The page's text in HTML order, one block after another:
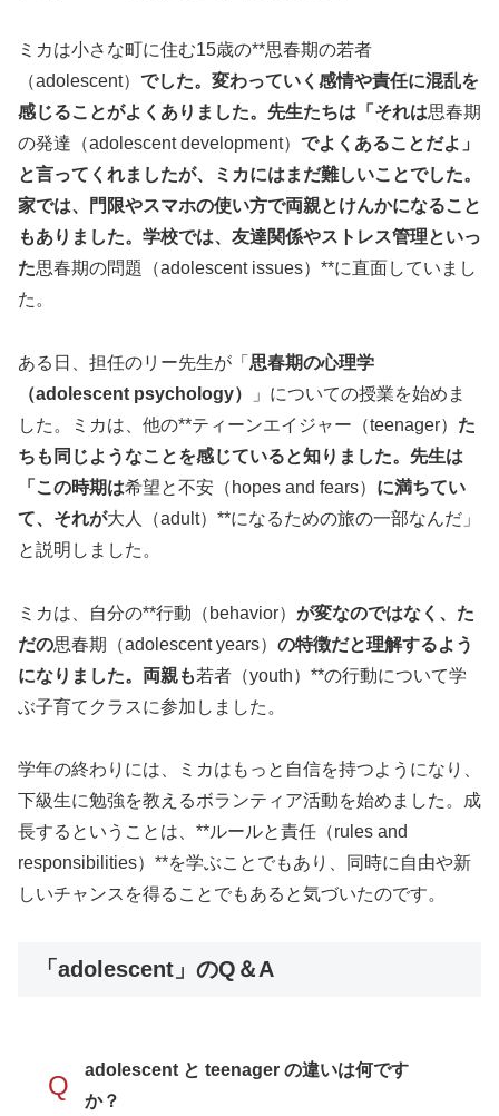
ミカは小さな町に住む15歳の**思春期の若者
（adolescent） でした。変わっていく感情や責任に混乱を
感じることがよくありました。先生たちは「それは思春期
の発達（adolescent development） でよくあることだよ」
と言ってくれましたが、ミカにはまだ難しいことでした。
家では、門限やスマホの使い方で両親とけんかになること
もありました。学校では、友達関係やストレス管理といっ
た思春期の問題（adolescent issues）**に直面していまし
た。
ある日、担任のリー先生が「 思春期の心理学
（adolescent psychology）
」についての授業を始めま
した。ミカは、他の**ティーンエイジャー（teenager） た
ちも同じようなことを感じていると知りました。先生は
「この時期は希望と不安（hopes and fears） に満ちてい
て、それが大人（adult）**になるための旅の一部なんだ」
と説明しました。
ミカは、自分の**行動（behavior） が変なのではなく、た
だの思春期（adolescent years） の特徴だと理解するよう
になりました。両親も若者（youth）**の行動について学
ぶ子育てクラスに参加しました。
学年の終わりには、ミカはもっと自信を持つようになり、
下級生に勉強を教えるボランティア活動を始めました。成
長するということは、**ルールと責任（rules and
responsibilities）**を学ぶことでもあり、同時に自由や新
しいチャンスを得ることでもあると気づいたのです。
「adolescent」のQ＆A
Q
adolescent と teenager の違いは何です
か？